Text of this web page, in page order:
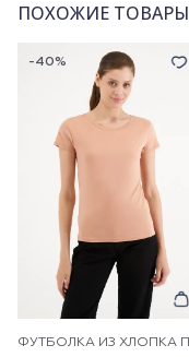
ПОХОЖИЕ ТОВАРЫ
-40%